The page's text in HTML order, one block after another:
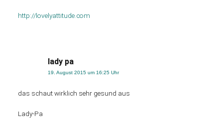
http://lovelyattitude.com
lady pa
19. August 2015 um 16:25 Uhr
das schaut wirklich sehr gesund aus
Lady-Pa